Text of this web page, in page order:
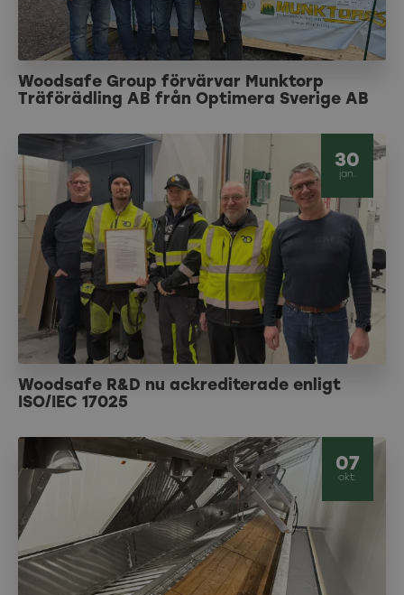
Woodsafe Group förvärvar Munktorp
Träförädling AB från Optimera Sverige AB
30
jan.
Woodsafe R&D nu ackrediterade enligt
ISO/IEC 17025
07
okt.